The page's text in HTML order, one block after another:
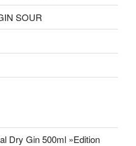
SOUR
Dry Gin 500ml »Edition